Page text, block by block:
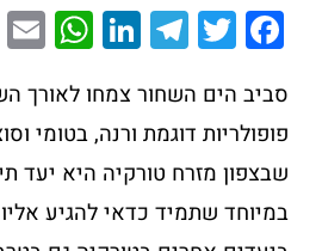
F
a
c
e
b
o
T
wi
tt
er
T
el
e
gr
a
m
Li
n
k
e
dI
n
W
h
at
s
A
p
סביב הים השחור צמחו לאורך
פופולריות דוגמת ורנה, בטומי
שבצפון מזרח טורקיה היא יעד
במיוחד שתמיד כדאי להגיע